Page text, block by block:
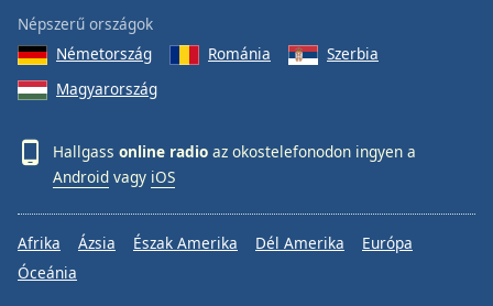
Népszerű országok
Németország
Románia
Szerbia
Magyarország
Hallgass online radio az okostelefonodon ingyen a
Android vagy iOS
Afrika Ázsia Észak Amerika Dél Amerika
Európa
Óceánia